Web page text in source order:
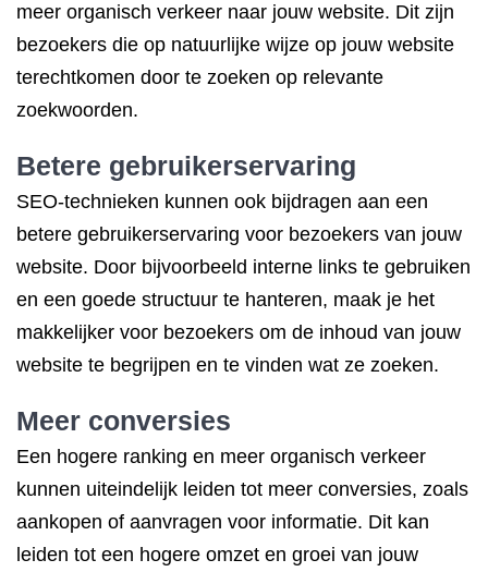
meer organisch verkeer naar jouw website. Dit zijn
bezoekers die op natuurlijke wijze op jouw website
terechtkomen door te zoeken op relevante
zoekwoorden.
Betere gebruikerservaring
SEO-technieken kunnen ook bijdragen aan een
betere gebruikerservaring voor bezoekers van jouw
website. Door bijvoorbeeld interne links te gebruiken
en een goede structuur te hanteren, maak je het
makkelijker voor bezoekers om de inhoud van jouw
website te begrijpen en te vinden wat ze zoeken.
Meer conversies
Een hogere ranking en meer organisch verkeer
kunnen uiteindelijk leiden tot meer conversies, zoals
aankopen of aanvragen voor informatie. Dit kan
leiden tot een hogere omzet en groei van jouw